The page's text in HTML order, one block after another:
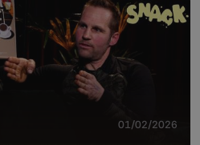
01/02/2026